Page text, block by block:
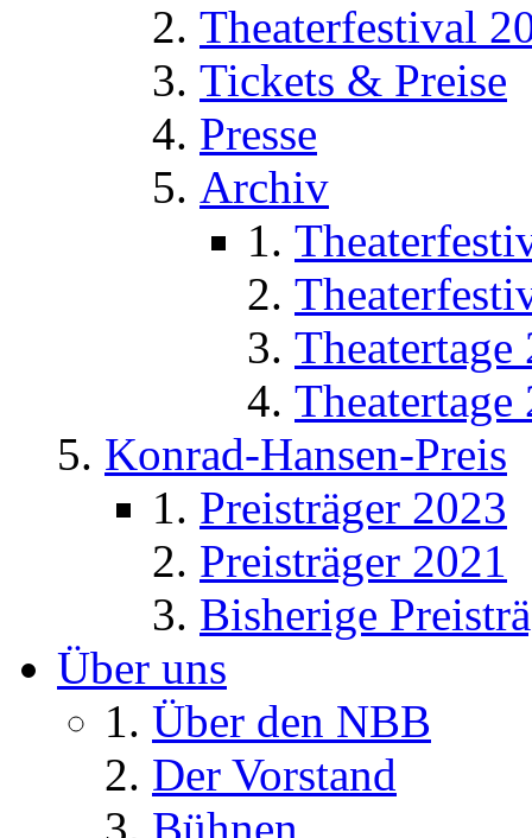
Theaterfestival
Tickets & Preise
Presse
Archiv
Theatertage
Theatertage
Konrad-Hansen-Preis
Preisträger 2023
Preisträger 2021
Bisherige
Über uns
Über den NBB
Der Vorstand